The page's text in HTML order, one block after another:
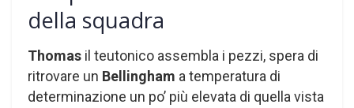
della squadra
Thomas il teutonico assembla i pezzi, spera di
ritrovare un Bellingham a temperatura di
determinazione un po’ più elevata di quella vista